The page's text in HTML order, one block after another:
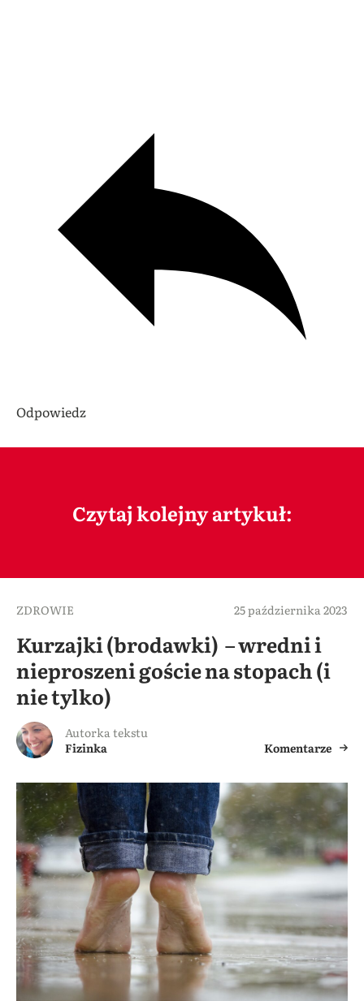
Odpowiedz
Czytaj kolejny artykuł:
ZDROWIE 25 października 2023
Kurzajki (brodawki) – wredni i
nieproszeni goście na stopach (i
nie tylko)
Autorka tekstu
Fizinka
Komentarze